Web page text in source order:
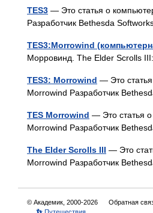
TES3 — Это статья о
Разработчик Bethesda
TES3:Morrowind
Морровинд. The Elder Scrolls
TES3: Morrowind — Это
Morrowind Разработчик
TES Morrowind — Это статья
Morrowind Разработчик
The Elder Scrolls III — Это
Morrowind Разработчик
© Академик, 2000-2026 Обратная